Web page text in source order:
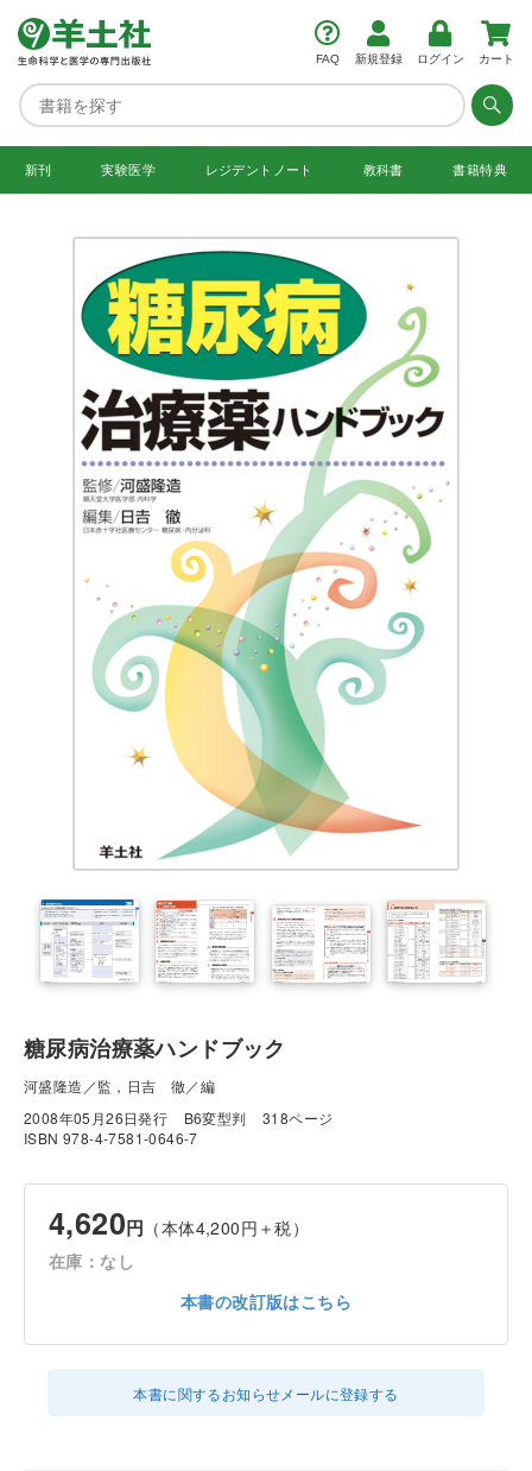
FAQ 新規登録 ログイン カート
新刊 実験医学 レジデント ノート 教科書 書籍特典
糖尿病治療薬ハンドブック
河盛隆造／監，日吉 徹／編
2008年05月26日発行
B6変型判
318ページ
ISBN 978-4-7581-0646-7
4,620円 （本体4,200円＋税）
在庫：なし
本書の改訂版はこちら
本書に関するお知らせメールに登録する